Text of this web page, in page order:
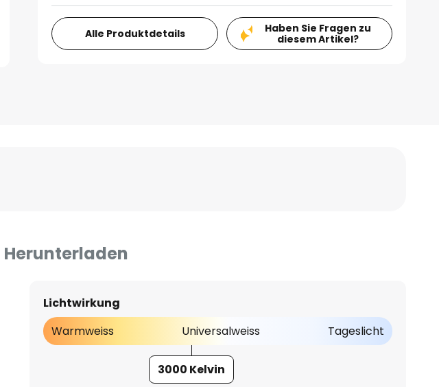
Alle Produktdetails
Haben Sie Fragen zu
diesem Artikel?
Herunterladen
Lichtwirkung
Warmweiss
Universalweiss Tageslicht
3000 Kelvin